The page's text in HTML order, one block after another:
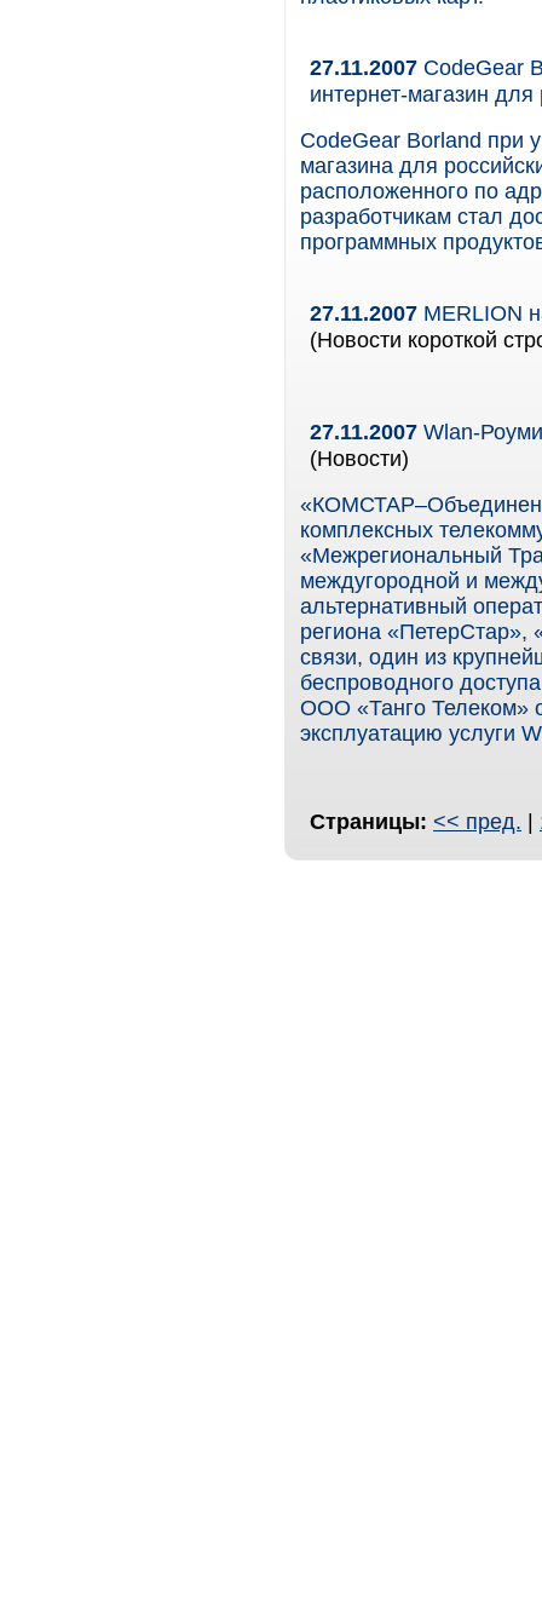
27.11.2007 CodeGear
интернет-магазин
CodeGear Borland при
магазина для
расположенного по
разработчикам стал
программных
27.11.2007 MERLION
(Новости короткой
27.11.2007 Wlan-
(Новости)
комплексных
«Межрегиональный
междугородной и
альтернативный
региона
связи, один из
беспроводного
ООО «Танго Телеком»
эксплуатацию услуги
Страницы: << пред. |